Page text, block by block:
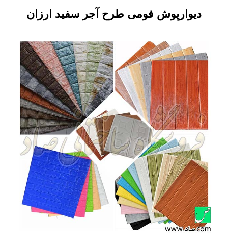
دیوارپوش فومی طرح آجر سفید ارزان